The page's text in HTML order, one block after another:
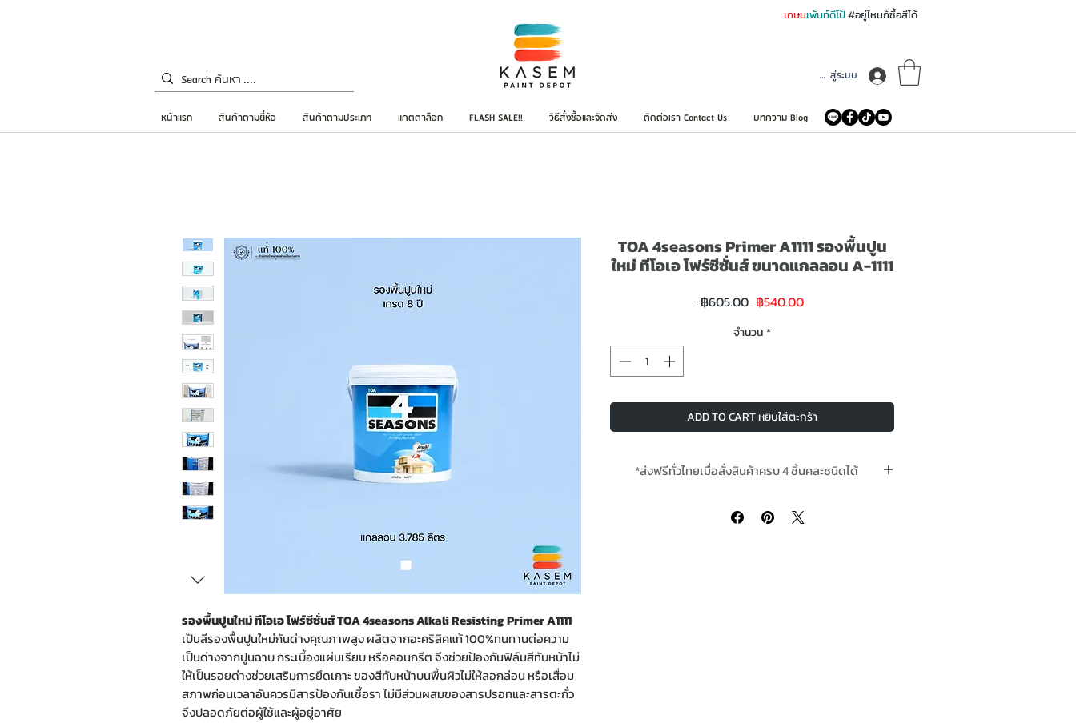
เกษมเพ้นท์ดีโป้#อยู่ไหนก็ซื้อสีได้
เข้าสู่ระบบ
หน้าแรก สินค้าตามยี่ห้อ สินค้าตามประเภท แคตตาล็อก FLASH SALE!! วิธีสั่งซื้อและจัดส่ง ติดต่อเรา Contact Us บทความ Blog
รองพื้นปูนใหม่ ทีโอเอ โฟร์ซีซั่นส์ TOA 4seasons Alkali Resisting Primer A1111
เป็นสีรองพื้นปูนใหม่กันด่างคุณภาพสูง ผลิตจากอะคริลิคแท้ 100%ทนทานต่อความ
เป็นด่างจากปูนฉาบ กระเบื้องแผ่นเรียบ หรือคอนกรีต จึงช่วยป้องกันฟิล์มสีทับหน้าไม่
ให้เป็นรอยด่างช่วยเสริมการยึดเกาะ ของสีทับหน้าบนพื้นผิวไม่ให้ลอกล่อน หรือเสื่อม
สภาพก่อนเวลาอันควรมีสารป้องกันเชื้อรา ไม่มีส่วนผสมของสารปรอทและสารตะกั่ว
จึงปลอดภัยต่อผู้ใช้และผู้อยู่อาศัย
TOA 4seasons Primer A1111 รองพื้นปูน
ใหม่ ทีโอเอ โฟร์ซีซั่นส์ ขนาดแกลลอน A-1111
฿605.00 ราคา
฿540.00ราคา
จำนวน*
ADD TO CART หยิบใส่ตะกร้า
*ส่งฟรีทั่วไทยเมื่อสั่งสินค้าครบ 4 ชิ้นคละชนิดได้